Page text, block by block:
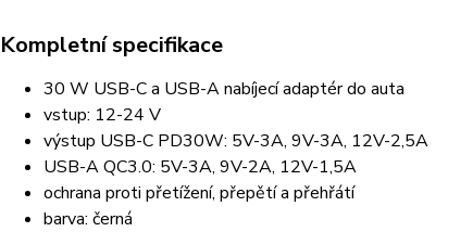
Kompletní specifikace
30 W USB-C a USB-A nabíjecí adaptér do auta
vstup: 12-24 V
výstup USB-C PD30W: 5V-3A, 9V-3A, 12V-2,5A
USB-A QC3.0: 5V-3A, 9V-2A, 12V-1,5A
ochrana proti přetížení, přepětí a přehřátí
barva: černá